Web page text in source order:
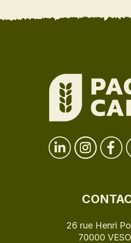
26 rue Henri
70000